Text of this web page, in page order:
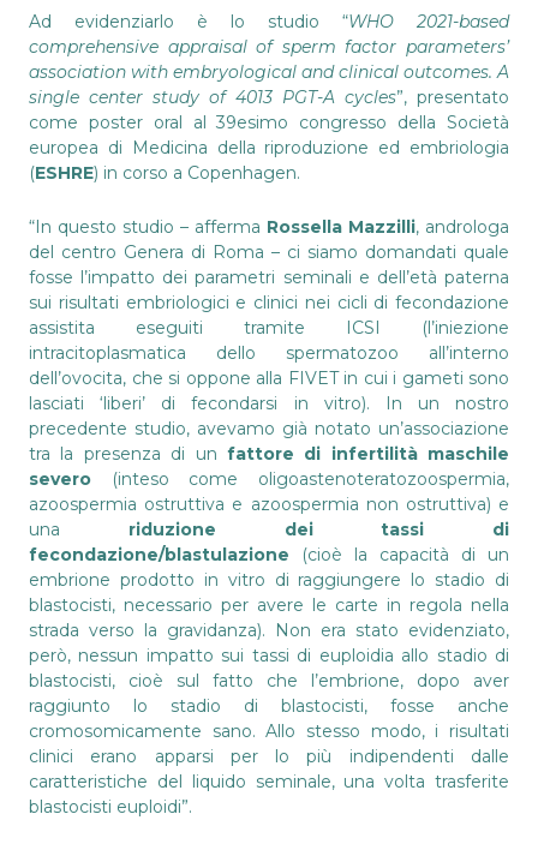
Ad evidenziarlo è lo studio “WHO 2021-based
comprehensive appraisal of sperm factor parameters’
association with embryological and clinical outcomes. A
single center study of 4013 PGT-A cycles”, presentato
come poster oral al 39esimo congresso della Società
europea di Medicina della riproduzione ed embriologia
(ESHRE) in corso a Copenhagen.
“In questo studio – afferma Rossella Mazzilli, androloga
del centro Genera di Roma – ci siamo domandati quale
fosse l’impatto dei parametri seminali e dell’età paterna
sui risultati embriologici e clinici nei cicli di fecondazione
assistita eseguiti tramite ICSI (l’iniezione
intracitoplasmatica dello spermatozoo all’interno
dell’ovocita, che si oppone alla FIVET in cui i gameti sono
lasciati ‘liberi’ di fecondarsi in vitro). In un nostro
precedente studio, avevamo già notato un’associazione
tra la presenza di un fattore di infertilità maschile
severo (inteso come oligoastenoteratozoospermia,
azoospermia ostruttiva e azoospermia non ostruttiva) e
una riduzione dei tassi di
fecondazione/blastulazione (cioè la capacità di un
embrione prodotto in vitro di raggiungere lo stadio di
blastocisti, necessario per avere le carte in regola nella
strada verso la gravidanza). Non era stato evidenziato,
però, nessun impatto sui tassi di euploidia allo stadio di
blastocisti, cioè sul fatto che l’embrione, dopo aver
raggiunto lo stadio di blastocisti, fosse anche
cromosomicamente sano. Allo stesso modo, i risultati
clinici erano apparsi per lo più indipendenti dalle
caratteristiche del liquido seminale, una volta trasferite
blastocisti euploidi”.